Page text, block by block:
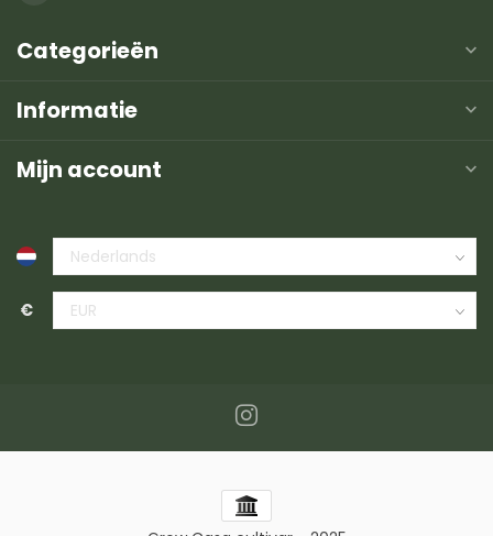
Categorieën
Informatie
Mijn account
€